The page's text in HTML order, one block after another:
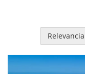
Relevancia